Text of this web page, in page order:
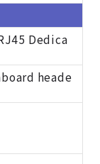
Dedica
heade